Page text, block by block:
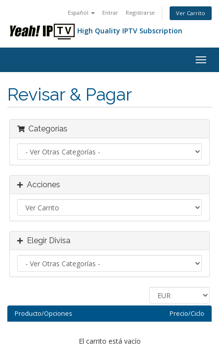
Español Entrar Registrarse Ver Carrito
High Quality IPTV Subscription
Revisar & Pagar
Categorías
Acciones
Elegir Divisa
Producto/Opciones Precio/Ciclo
El carrito está vacío